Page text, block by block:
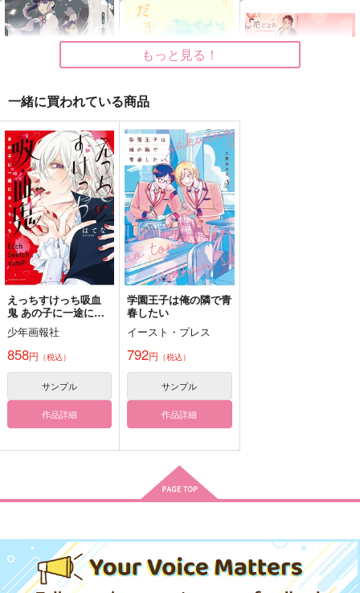
サンプル サンプル
作品詳細
サンプル
A cat has nine lives
猫はしぶとく容易に死
なない
ヒバナ
1,415円 （税込）
サンプル
作品詳細
一日千秋
チーズ茶屋
1,572円（税込）
冨岡義勇×胡蝶しのぶ
サンプル
作品詳細
幻桜のワルツ 前編
夢見心地
専売 550 円（税込）
鬼滅の刃
竈門炭治郎×栗花落カナヲ
サンプル
カート
ひだまり
りゅお
セール中 専売
220円（税込）
鬼滅の刃
竈門炭治郎×栗花落カナヲ
サンプル
カート
702円（税込）
鬼滅の刃
もっと見る！
一緒に買われている商品
えっちすけっち吸血
鬼 あの子に一途にあ
っちっち 1
少年画報社
858円 （税込）
サンプル
作品詳細
学園王子は俺の隣で青
春したい
イースト・プレス
792円 （税込）
サンプル
作品詳細